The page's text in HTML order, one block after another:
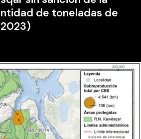
de toneladas de